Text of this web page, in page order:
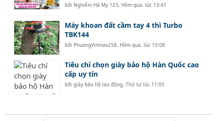
bởi Nghiêm Hà My 123, Hôm qua, lúc 13:41
Máy khoan đất cầm tay 4 thì Turbo
TBK144
bởi PhuongVinmax258, Hôm qua, lúc 10:08
Tiêu chí chọn giày bảo hộ Hàn Quốc cao
cấp uy tín
bởigiày bảo hộ lao động,Thứ tư lúc 11:05